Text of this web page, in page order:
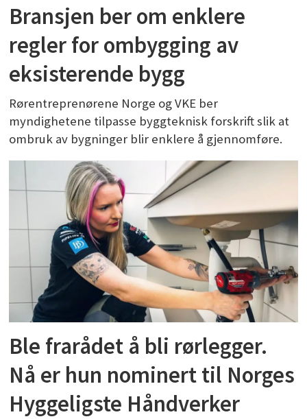
Bransjen ber om enklere
regler for ombygging av
eksisterende bygg
Rørentreprenørene Norge og VKE ber
myndighetene tilpasse byggteknisk forskrift slik at
ombruk av bygninger blir enklere å gjennomføre.
Ble frarådet å bli rørlegger.
Nå er hun nominert til Norges
Hyggeligste Håndverker